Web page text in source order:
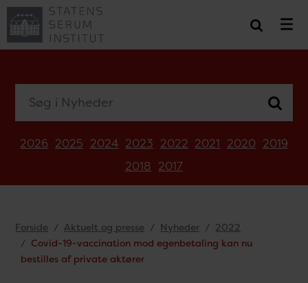
2026 2025 2024 2023 2022 2021 2020 2019
2018 2017
Forside Aktuelt og presse Nyheder
2022
Covid-19-vaccination mod egenbetaling kan nu
bestilles af private aktører